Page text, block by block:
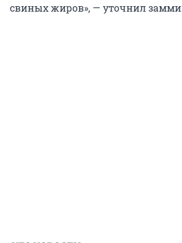
свиных жиров», — уточнил